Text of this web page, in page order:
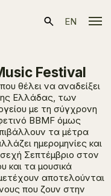
EN
Festival
θέλει να αναδείξει
Ελλάδας, των
με τη σύγχρονη
BBMF όμως
τα μέτρα
ημερομηνίες και
Σεπτέμβριο στον
και τα μουσικά
αποτελούνται
που ζουν στην